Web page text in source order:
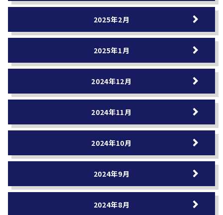
2025年2月
2025年1月
2024年12月
2024年11月
2024年10月
2024年9月
2024年8月